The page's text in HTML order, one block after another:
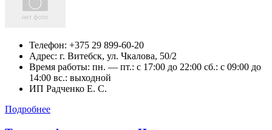
Телефон: +375 29 899-60-20
Адрес: г. Витебск, ул. Чкалова, 50/2
Время работы: пн. — пт.: c 17:00 до 22:00 сб.: c 09:00 до
14:00 вс.: выходной
ИП Радченко Е. С.
Подробнее